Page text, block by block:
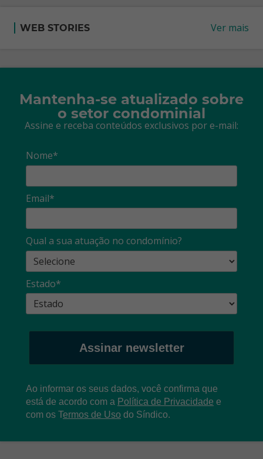
WEB STORIES Ver mais
Mantenha-se atualizado sobre
o setor condominial
Assine e receba conteúdos exclusivos por e-mail:
Nome*
Email*
Qual a sua atuação no condomínio?
Estado*
Assinar newsletter
Ao informar os seus dados, você confirma que
está de acordo com a Política de Privacidade e
com os Termos de Uso do Síndico.